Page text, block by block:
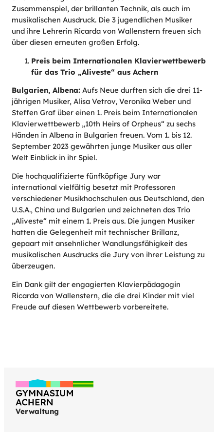
Zusammenspiel, der brillanten Technik, als auch im
musikalischen Ausdruck. Die 3 jugendlichen Musiker
und ihre Lehrerin Ricarda von Wallenstern freuen sich
über diesen erneuten großen Erfolg.
Preis beim Internationalen Klavierwettbewerb
für das Trio „Aliveste“ aus Achern
Bulgarien, Albena: Aufs Neue durften sich die drei 11-
jährigen Musiker, Alisa Vetrov, Veronika Weber und
Steffen Graf über einen 1. Preis beim Internationalen
Klavierwettbewerb „10th Heirs of Orpheus“ zu sechs
Händen in Albena in Bulgarien freuen. Vom 1. bis 12.
September 2023 gewährten junge Musiker aus aller
Welt Einblick in ihr Spiel.
Die hochqualifizierte fünfköpfige Jury war
international vielfältig besetzt mit Professoren
verschiedener Musikhochschulen aus Deutschland, den
U.S.A., China und Bulgarien und zeichneten das Trio
„Aliveste“ mit einem 1. Preis aus. Die jungen Musiker
hatten die Gelegenheit mit technischer Brillanz,
gepaart mit ansehnlicher Wandlungsfähigkeit des
musikalischen Ausdrucks die Jury von ihrer Leistung zu
überzeugen.
Ein Dank gilt der engagierten Klavierpädagogin
Ricarda von Wallenstern, die die drei Kinder mit viel
Freude auf diesen Wettbewerb vorbereitete.
Verwaltung